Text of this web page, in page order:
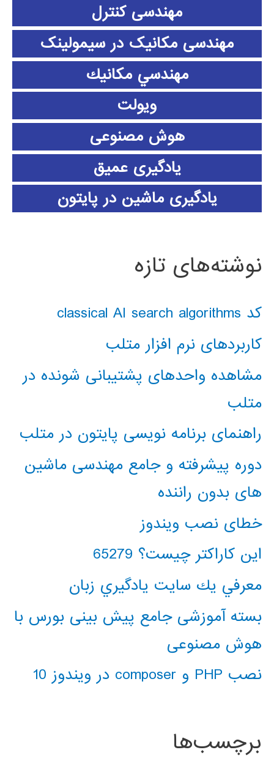
مهندسی کنترل
مهندسی مکانیک در سیمولینک
مهندسي مكانيك
ویولت
هوش مصنوعی
یادگیری عمیق
یادگیری ماشین در پایتون
نوشته‌های تازه
کد classical AI search algorithms
کاربردهای نرم افزار متلب
مشاهده واحدهای پشتیبانی شونده در
متلب
راهنمای برنامه نویسی پایتون در متلب
دوره پیشرفته و جامع مهندسی ماشین
های بدون راننده
خطای نصب ویندوز
این کاراکتر چیست؟ 65279
معرفي يك سايت يادگيري زبان
بسته آموزشی جامع پیش بینی بورس با
هوش مصنوعی
نصب PHP و composer در ویندوز 10
برچسب‌ها